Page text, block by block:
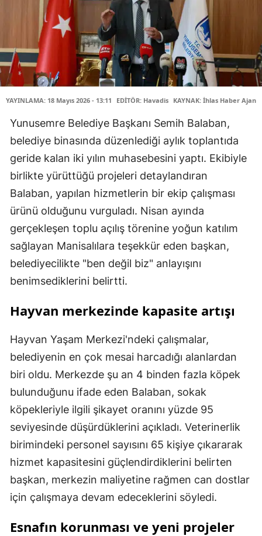
YAYINLAMA: 18 Mayıs 2026 - 13:11 EDİTÖR: Havadis KAYNAK: İhlas Haber Ajansı
Yunusemre Belediye Başkanı Semih Balaban,
belediye binasında düzenlediği aylık toplantıda
geride kalan iki yılın muhasebesini yaptı. Ekibiyle
birlikte yürüttüğü projeleri detaylandıran
Balaban, yapılan hizmetlerin bir ekip çalışması
ürünü olduğunu vurguladı. Nisan ayında
gerçekleşen toplu açılış törenine yoğun katılım
sağlayan Manisalılara teşekkür eden başkan,
belediyecilikte "ben değil biz" anlayışını
benimsediklerini belirtti.
Hayvan merkezinde kapasite artışı
Hayvan Yaşam Merkezi'ndeki çalışmalar,
belediyenin en çok mesai harcadığı alanlardan
biri oldu. Merkezde şu an 4 binden fazla köpek
bulunduğunu ifade eden Balaban, sokak
köpekleriyle ilgili şikayet oranını yüzde 95
seviyesinde düşürdüklerini açıkladı. Veterinerlik
birimindeki personel sayısını 65 kişiye çıkararak
hizmet kapasitesini güçlendirdiklerini belirten
başkan, merkezin maliyetine rağmen can dostlar
için çalışmaya devam edeceklerini söyledi.
Esnafın korunması ve yeni projeler